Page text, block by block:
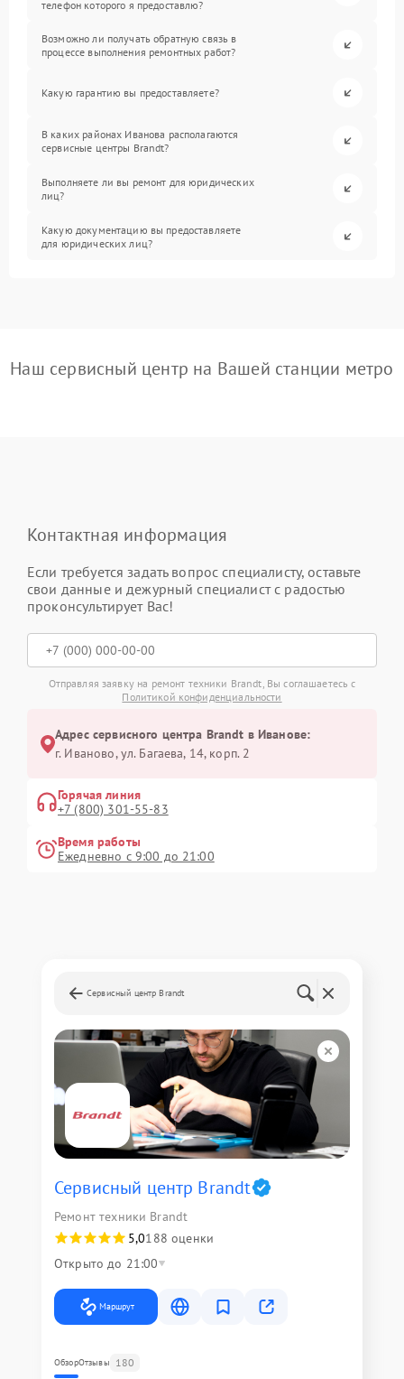
телефон которого я предоставлю?
Возможно ли получать обратную связь в
процессе выполнения ремонтных работ?
Какую гарантию вы предоставляете?
В каких районах Иванова располагаются
сервисные центры Brandt?
Выполняете ли вы ремонт для юридических
лиц?
Какую документацию вы предоставляете
для юридических лиц?
Наш сервисный центр на Вашей станции метро
Контактная информация
Если требуется задать вопрос специалисту, оставьте
свои данные и дежурный специалист с радостью
проконсультирует Вас!
Отправляя заявку на ремонт техники Brandt, Вы соглашаетесь с
Политикой конфиденциальности
Адрес сервисного центра Brandt в Иванове:
г. Иваново, ул. Багаева, 14, корп. 2
Горячая линия
+7 (800) 301-55-83
Время работы
Ежедневно с 9:00 до 21:00
Сервисный центр Brandt
Сервисный центр Brandt
Ремонт техники Brandt
5,0188 оценки
Открыто до 21:00
Маршрут
ОбзорОтзывы 180